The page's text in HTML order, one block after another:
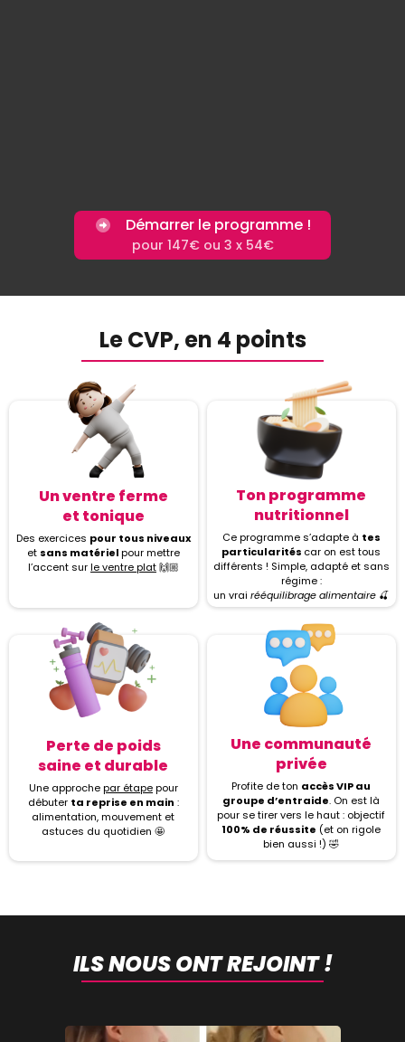
Démarrer le programme !
pour 147€ ou 3 x 54€
Le CVP, en 4 points
Un ventre ferme
et tonique
Des exercices pour tous niveaux
et sans matérielpour mettre
l’accent surle ventre plat🙌🏼
Ton programme
nutritionnel
Ce programme s’adapte à tes
particularités car on est tous
différents ! Simple, adapté et sans
régime :
un vrairééquilibrage alimentaire 🍒
Perte de poids
saine et durable
Une approchepar étapepour
débuter ta reprise en main :
alimentation, mouvement et
astuces du quotidien 🤩
Une communauté
privée
Profite de ton accès VIP au
groupe d’entraide. On est là
pour se tirer vers le haut : objectif
100% de réussite (et on rigole
bien aussi !) 🤣
ILS NOUS ONT REJOINT !